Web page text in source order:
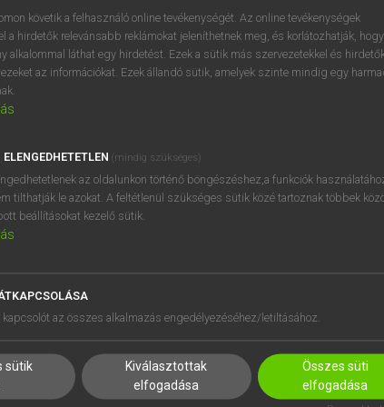
SÚGÓ
RÓLUNK
SÜTI BEÁLLÍTÁSOK
követik a felhasználó online tevékenységét. Az online tevékenységek
a hirdetők relevánsabb reklámokat jeleníthetnek meg, és korlátozhatják,
alkalommal láthat egy hirdetést. Ezek a sütik más szervezetekkel és
az információkat. Ezek állandó sütik, amelyek szinte mindig egy
(mindig szükséges)
az oldalunkon történő böngészéshez,a funkciók
tilthatják le azokat. A feltétlenül szükséges sütik közé tartoznak többek
beállításokat kezelő sütik.
kapcsolót az összes alkalmazás engedélyezéséhez/letiltásához.
sütik
Kiválasztottak
elfogadása
Összes süti
elfogadása